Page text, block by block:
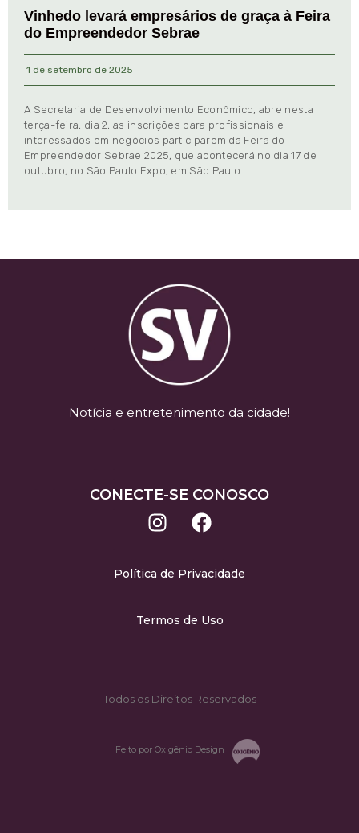
Vinhedo levará empresários de graça à Feira
do Empreendedor Sebrae
1 de setembro de 2025
A Secretaria de Desenvolvimento Econômico, abre nesta
terça-feira, dia 2, as inscrições para profissionais e
interessados em negócios participarem da Feira do
Empreendedor Sebrae 2025, que acontecerá no dia 17 de
outubro, no São Paulo Expo, em São Paulo.
Notícia e entretenimento da cidade!
CONECTE-SE CONOSCO
Política de Privacidade
Termos de Uso
Todos os Direitos Reservados
Feito por Oxigênio Design